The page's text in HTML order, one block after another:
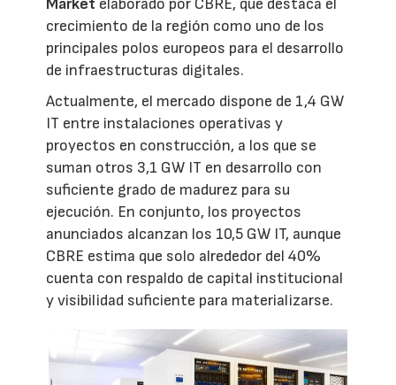
Market elaborado por CBRE, que destaca el
crecimiento de la región como uno de los
principales polos europeos para el desarrollo
de infraestructuras digitales.
Actualmente, el mercado dispone de 1,4 GW
IT entre instalaciones operativas y
proyectos en construcción, a los que se
suman otros 3,1 GW IT en desarrollo con
suficiente grado de madurez para su
ejecución. En conjunto, los proyectos
anunciados alcanzan los 10,5 GW IT, aunque
CBRE estima que solo alrededor del 40%
cuenta con respaldo de capital institucional
y visibilidad suficiente para materializarse.